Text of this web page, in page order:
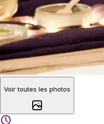
Voir toutes les photos